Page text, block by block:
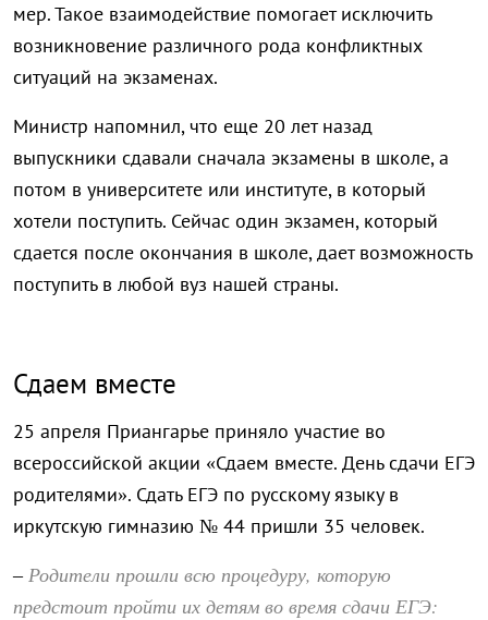
мер. Такое взаимодействие помогает исключить
возникновение различного рода конфликтных
ситуаций на экзаменах.
Министр напомнил, что еще 20 лет назад
выпускники сдавали сначала экзамены в школе, а
потом в университете или институте, в который
хотели поступить. Сейчас один экзамен, который
сдается после окончания в школе, дает возможность
поступить в любой вуз нашей страны.
Сдаем вместе
25 апреля Приангарье приняло участие во
всероссийской акции «Сдаем вместе. День сдачи ЕГЭ
родителями». Сдать ЕГЭ по русскому языку в
иркутскую гимназию № 44 пришли 35 человек.
–Родители прошли всю процедуру, которую
предстоит пройти их детям во время сдачи ЕГЭ: